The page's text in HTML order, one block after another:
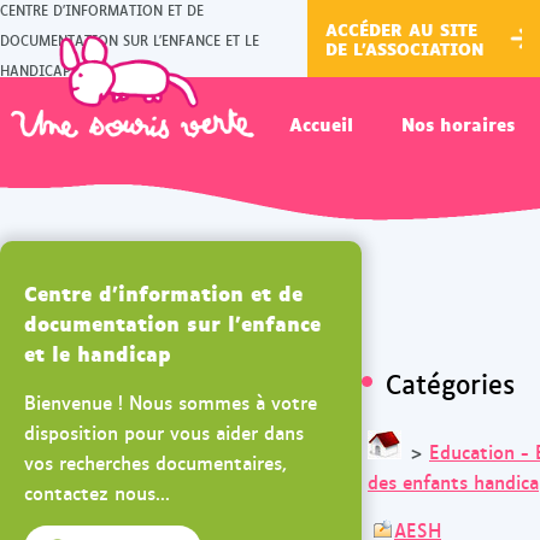
CENTRE D'INFORMATION ET DE
DOCUMENTATION SUR L'ENFANCE ET LE
HANDICAP
ACCÉDER AU SITE
DE L'ASSOCIATION
Accueil Nos horaires
Catégories
> Education -
des enfants
AESH
Centre d'information et de
documentation sur l'enfance
et le handicap
Bienvenue ! Nous sommes à votre
disposition pour vous aider dans
vos recherches documentaires,
contactez nous...